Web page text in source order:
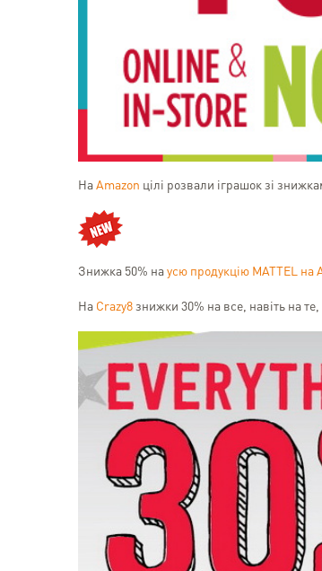
На Amazon цілі розвали іграшок зі
Знижка 50% на усю продукцію MATTEL на
На Crazy8 знижки 30% на все, навіть на